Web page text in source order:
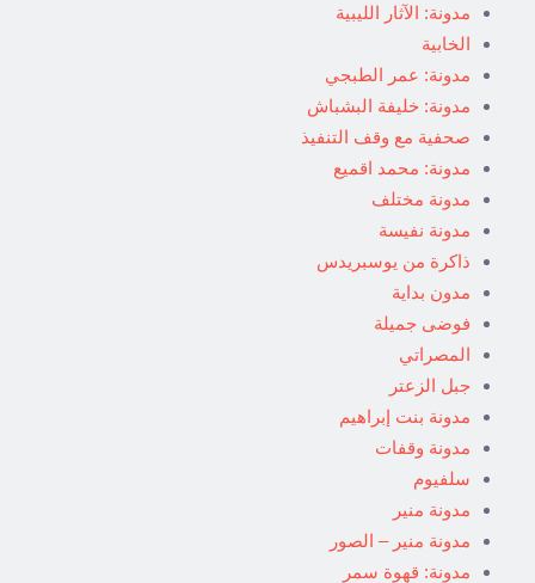
مدونة: الآثار الليبية
الخابية
مدونة: عمر الطبجي
مدونة: خليفة البشباش
صحفية مع وقف التنفيذ
مدونة: محمد اقميع
مدونة مختلف
مدونة نفيسة
ذاكرة من يوسبريدس
مدون بداية
فوضى جميلة
المصراتي
جبل الزعتر
مدونة بنت إبراهيم
مدونة وقفات
سلفيوم
مدونة منير
مدونة منير – الصور
مدونة: قهوة سمر